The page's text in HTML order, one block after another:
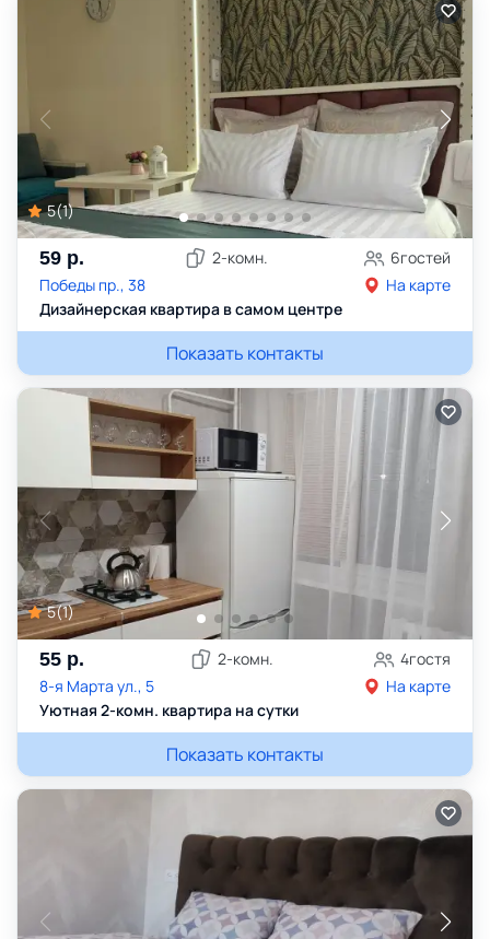
5(1)
59 р. 2-комн. 6гостей
Победы пр., 38
На карте
Дизайнерская квартира в самом центре
Показать контакты
5(1)
55 р. 2-комн. 4гостя
8-я Марта ул., 5
На карте
Уютная 2-комн. квартира на сутки
Показать контакты